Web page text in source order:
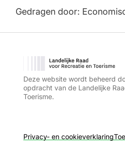
Gedragen door:
Deze website wordt beheerd
opdracht van de Landelijke
Toerisme.
Privacy- en cookieverklaring